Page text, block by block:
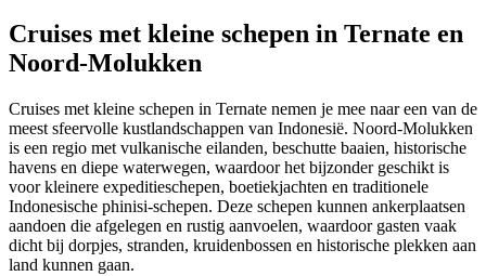
Cruises met kleine schepen in Ternate en
Noord-Molukken
Cruises met kleine schepen in Ternate nemen je mee naar een van de
meest sfeervolle kustlandschappen van Indonesië. Noord-Molukken
is een regio met vulkanische eilanden, beschutte baaien, historische
havens en diepe waterwegen, waardoor het bijzonder geschikt is
voor kleinere expeditieschepen, boetiekjachten en traditionele
Indonesische phinisi-schepen. Deze schepen kunnen ankerplaatsen
aandoen die afgelegen en rustig aanvoelen, waardoor gasten vaak
dicht bij dorpjes, stranden, kruidenbossen en historische plekken aan
land kunnen gaan.